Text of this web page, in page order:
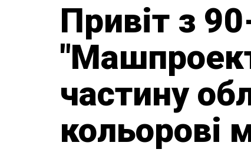
Привіт з
частину
кольорові